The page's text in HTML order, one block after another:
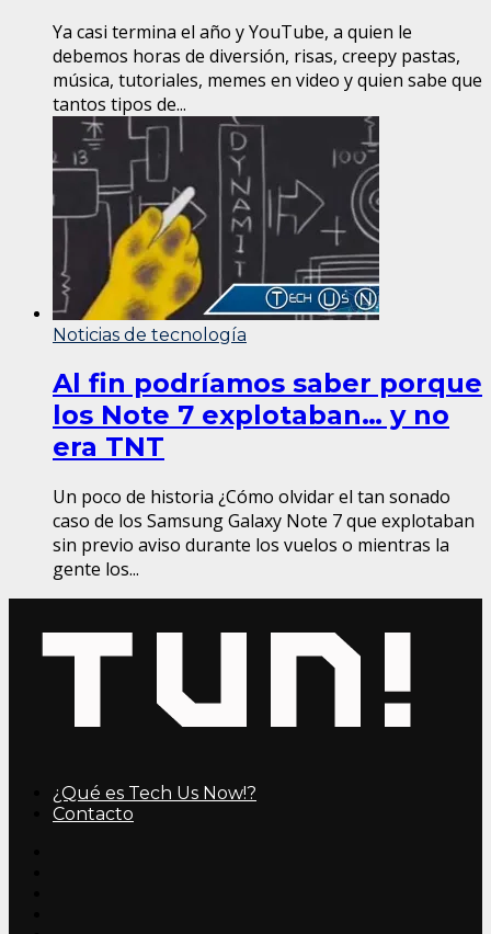
Ya casi termina el año y YouTube, a quien le
debemos horas de diversión, risas, creepy pastas,
música, tutoriales, memes en video y quien sabe que
tantos tipos de...
Noticias de tecnología
Al fin podríamos saber porque
los Note 7 explotaban… y no
era TNT
Un poco de historia ¿Cómo olvidar el tan sonado
caso de los Samsung Galaxy Note 7 que explotaban
sin previo aviso durante los vuelos o mientras la
gente los...
¿Qué es Tech Us Now!?
Contacto